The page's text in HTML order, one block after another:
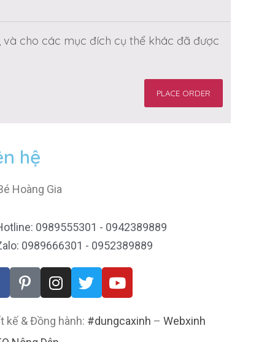
cho các mục đích cụ thể khác đã được
PLACE ORDER
hệ
Hoàng Gia
0989555301 - 0942389889
0989666301 - 0952389889
kế & Đồng hành: #dungcaxinh – Webxinh